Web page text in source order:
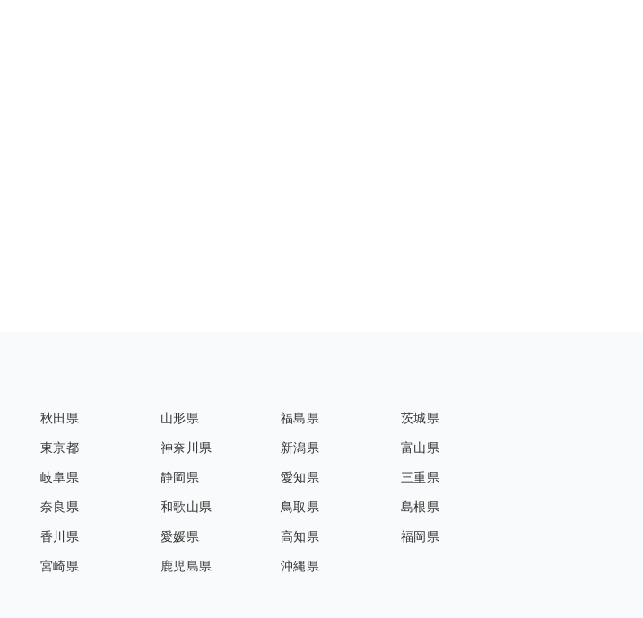
秋田県 山形県 福島県 茨城県
東京都 神奈川県 新潟県 富山県
岐阜県 静岡県 愛知県 三重県
奈良県 和歌山県 鳥取県 島根県
香川県 愛媛県 高知県 福岡県
宮崎県 鹿児島県 沖縄県